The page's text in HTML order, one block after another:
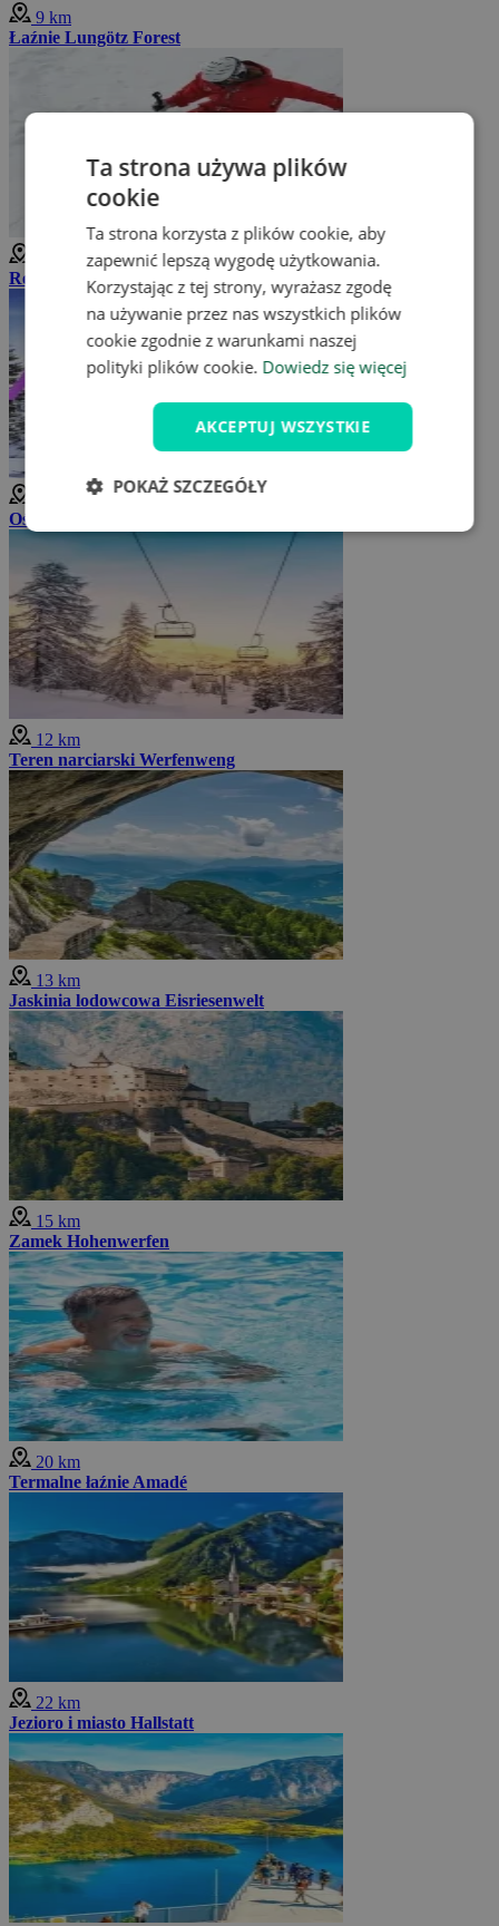
9 km
Łaźnie Lungötz Forest
Region narciarski Dachstein West
Ośrodek narciarski St. Martin
12 km
Teren narciarski Werfenweng
13 km
Jaskinia lodowcowa Eisriesenwelt
15 km
Zamek Hohenwerfen
20 km
Termalne łaźnie Amadé
22 km
Jezioro i miasto Hallstatt
Ta strona używa plików
cookie
Ta strona korzysta z plików cookie, aby
zapewnić lepszą wygodę użytkowania.
Korzystając z tej strony, wyrażasz zgodę
na używanie przez nas wszystkich plików
cookie zgodnie z warunkami naszej
polityki plików cookie. Dowiedz się więcej
AKCEPTUJ WSZYSTKIE
POKAŻ SZCZEGÓŁY